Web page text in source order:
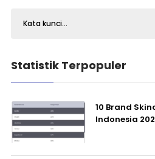
Statistik Terpopuler
10 Brand
Indonesia